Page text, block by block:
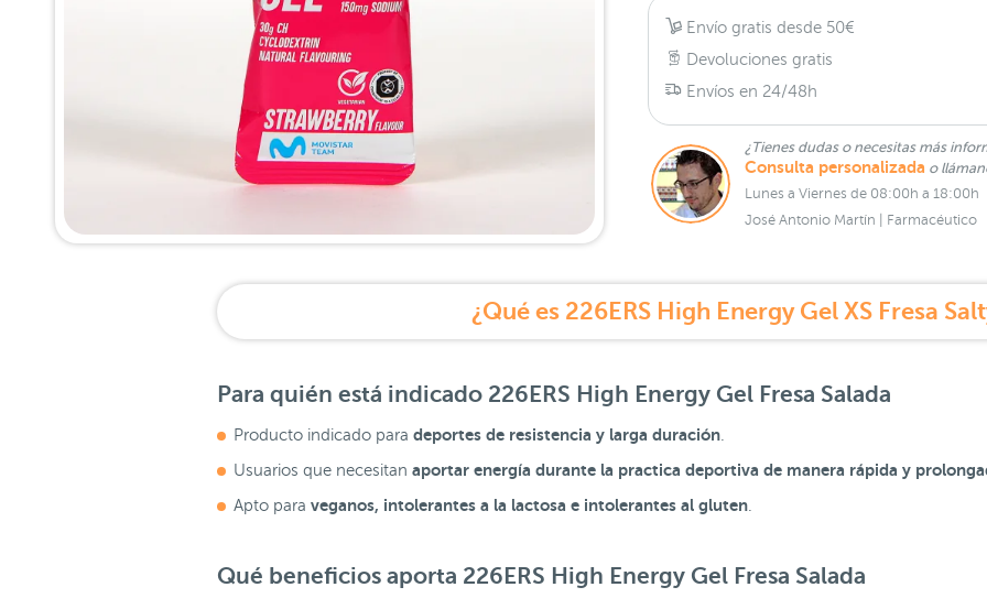
Envío gratis desde 50€
Devoluciones gratis
Envíos en 24/48h
¿Tienes dudas o necesitas más
Consulta personalizada o
Lunes a Viernes de 08:00h a 18:00h
José Antonio Martín | Farmacéutico
¿Qué es 226ERS High Energy Gel XS Fresa
Para quién está indicado 226ERS High Energy Gel Fresa Salada
Producto indicado para deportes de resistencia y larga duración
Usuarios que necesitan aportar energía durante la practica deportiva de manera rápida y
Apto para veganos, intolerantes a la lactosa e intolerantes al gluten
Qué beneficios aporta 226ERS High Energy Gel Fresa Salada